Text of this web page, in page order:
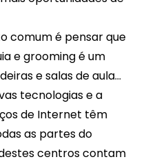
comum é pensar que
e grooming é um
e salas de aula...
tecnologias e a
de Internet têm
as partes do
centros contam